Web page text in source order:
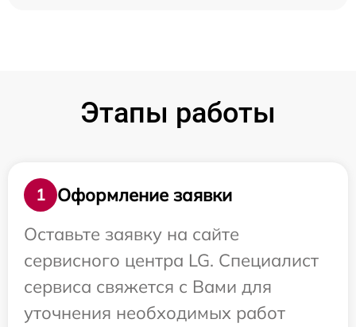
Этапы работы
1
Оформление заявки
Оставьте заявку на сайте
сервисного центра LG. Специалист
сервиса свяжется с Вами для
уточнения необходимых работ